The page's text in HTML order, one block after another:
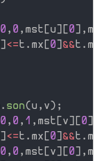
0 , 0 , mst [u] [0] ,
] <=t . mx [0] &&t . mn
. son(u , v) ;
0 , 0 , 1 , mst [v] [0]
] <=t . mx [0] &&t . mn
0 , 0 , mst [v] [0] ,